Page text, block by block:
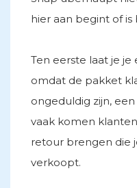
hier aan begint of is
Ten eerste laat je
omdat de pakket
ongeduldig zijn,
vaak komen
retour brengen die
verkoopt.